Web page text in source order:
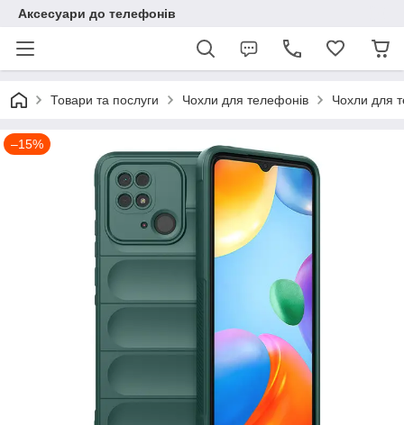
Аксесуари до телефонів
Товари та послуги Чохли для телефонів Чохли для
–15%